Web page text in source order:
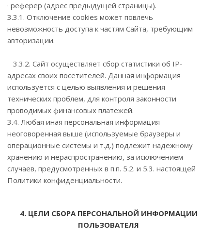
· реферер (адрес предыдущей страницы).
3.3.1. Отключение cookies может повлечь
невозможность доступа к частям Сайта, требующим
авторизации.
3.3.2. Сайт осуществляет сбор статистики об IP-
адресах своих посетителей. Данная информация
используется с целью выявления и решения
технических проблем, для контроля законности
проводимых финансовых платежей.
3.4. Любая иная персональная информация
неоговоренная выше (используемые браузеры и
операционные системы и т.д.) подлежит надежному
хранению и нераспространению, за исключением
случаев, предусмотренных в п.п. 5.2. и 5.3. настоящей
Политики конфиденциальности.
4. ЦЕЛИ СБОРА ПЕРСОНАЛЬНОЙ ИНФОРМАЦИИ
ПОЛЬЗОВАТЕЛЯ